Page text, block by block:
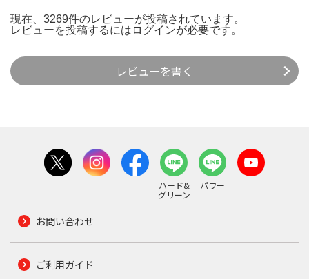
現在、3269件のレビューが投稿されています。
レビューを投稿するには ログインが必要です。
レビューを書く
ハード&
グリーン
パワー
お問い合わせ
ご利用ガイド